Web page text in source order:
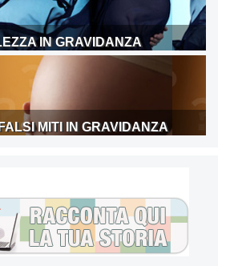
IN GRAVIDANZA
MITI IN GRAVIDANZA